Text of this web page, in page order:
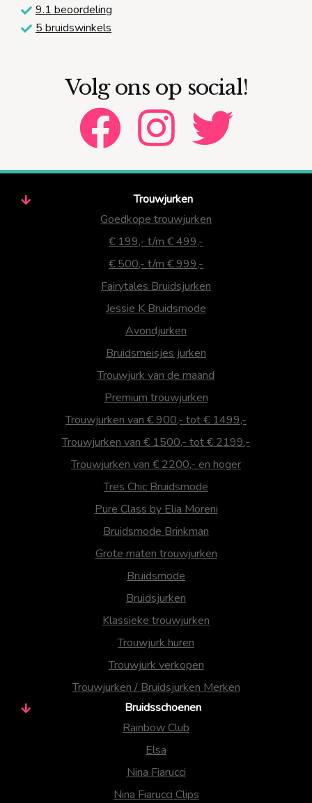
9.1 beoordeling
5 bruidswinkels
Volg ons op social!
Trouwjurken
Goedkope trouwjurken
€ 199,- t/m € 499,-
€ 500,- t/m € 999,-
Fairytales Bruidsjurken
Jessie K Bruidsmode
Avondjurken
Bruidsmeisjes jurken
Trouwjurk van de maand
Premium trouwjurken
Trouwjurken van € 900,- tot € 1499,-
Trouwjurken van € 1500,- tot € 2199,-
Trouwjurken van € 2200,- en hoger
Tres Chic Bruidsmode
Pure Class by Elia Moreni
Bruidsmode Brinkman
Grote maten trouwjurken
Bruidsmode
Bruidsjurken
Klassieke trouwjurken
Trouwjurk huren
Trouwjurk verkopen
Trouwjurken / Bruidsjurken Merken
Bruidsschoenen
Rainbow Club
Elsa
Nina Fiarucci
Nina Fiarucci Clips